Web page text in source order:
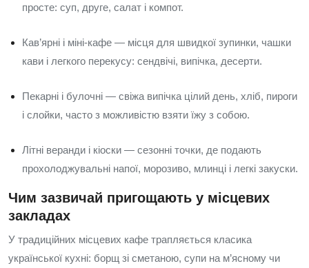
просте: суп, друге, салат і компот.
Кав’ярні і міні-кафе — місця для швидкої зупинки, чашки
кави і легкого перекусу: сендвічі, випічка, десерти.
Пекарні і булочні — свіжа випічка цілий день, хліб, пироги
і слойки, часто з можливістю взяти їжу з собою.
Літні веранди і кіоски — сезонні точки, де подають
прохолоджувальні напої, морозиво, млинці і легкі закуски.
Чим зазвичай пригощають у місцевих
закладах
У традиційних місцевих кафе трапляється класика
української кухні: борщ зі сметаною, супи на м’ясному чи